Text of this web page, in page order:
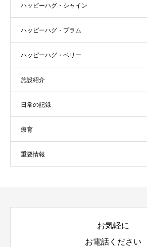
ハッピーハグ・シャイン
ハッピーハグ・プラム
ハッピーハグ・ベリー
施設紹介
日常の記録
療育
重要情報
お気軽に
お電話ください